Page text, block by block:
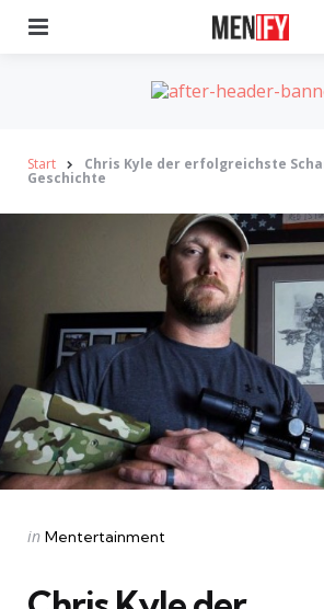
Start Chris Kyle der erfolgreichste
Geschichte
Categories
Posted
in Mentertainment